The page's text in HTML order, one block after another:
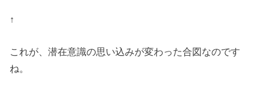
↑
これが、潜在意識の思い込みが変わった合図なのです
ね。